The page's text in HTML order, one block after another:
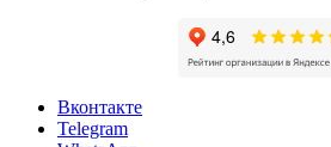
Вконтакте
Telegram